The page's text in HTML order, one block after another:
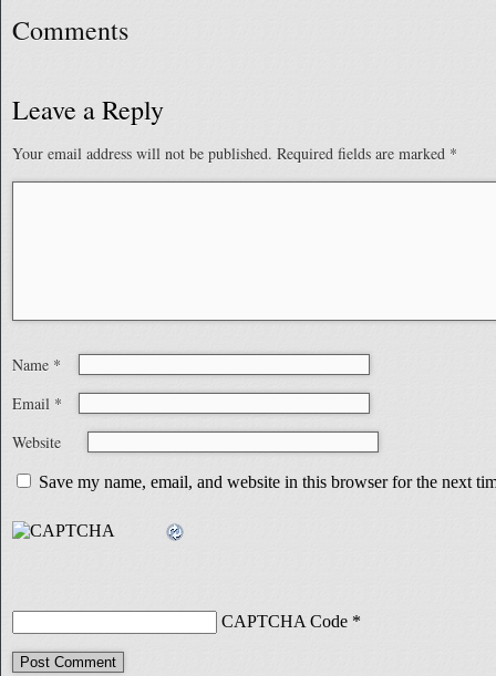
Comments
Leave a Reply
Your email address will not be published. Required fields are marked *
Name *
Email *
Website
Save my name, email, and website in this browser for the next
CAPTCHA Code *